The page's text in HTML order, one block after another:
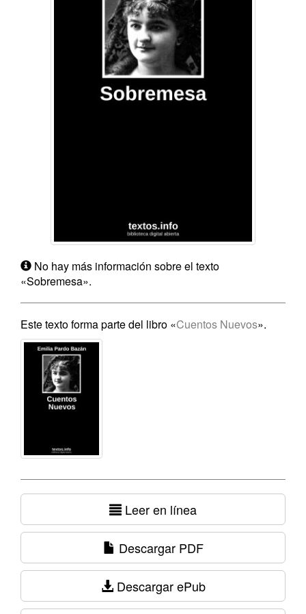
No hay más información sobre el texto
«Sobremesa».
Este texto forma parte del libro «Cuentos Nuevos».
Leer en línea
Descargar PDF
Descargar ePub